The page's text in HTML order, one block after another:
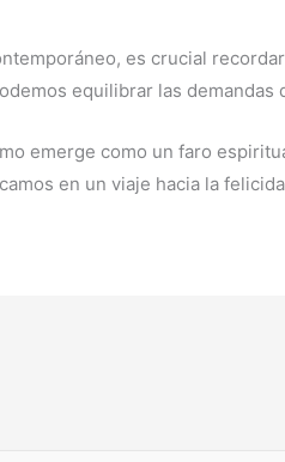
es crucial
equilibrar las
emerge como un faro
en un viaje hacia la